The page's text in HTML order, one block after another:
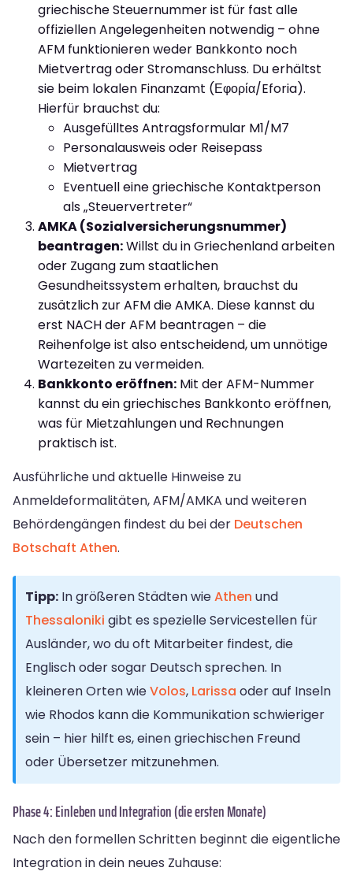
griechische Steuernummer ist für fast alle
offiziellen Angelegenheiten notwendig – ohne
AFM funktionieren weder Bankkonto noch
Mietvertrag oder Stromanschluss. Du erhältst
sie beim lokalen Finanzamt (Εφορία/Eforia).
Hierfür brauchst du:
Ausgefülltes Antragsformular M1/M7
Personalausweis oder Reisepass
Mietvertrag
Eventuell eine griechische Kontaktperson
als „Steuervertreter“
AMKA (Sozialversicherungsnummer)
beantragen:Willst du in Griechenland arbeiten
oder Zugang zum staatlichen
Gesundheitssystem erhalten, brauchst du
zusätzlich zur AFM die AMKA. Diese kannst du
erst NACH der AFM beantragen – die
Reihenfolge ist also entscheidend, um unnötige
Wartezeiten zu vermeiden.
Bankkonto eröffnen: Mit der AFM-Nummer
kannst du ein griechisches Bankkonto eröffnen,
was für Mietzahlungen und Rechnungen
praktisch ist.
Ausführliche und aktuelle Hinweise zu
Anmeldeformalitäten, AFM/AMKA und weiteren
Behördengängen findest du bei der Deutschen
Botschaft Athen.
Tipp: In größeren Städten wieAthen und
Thessaloniki gibt es spezielle Servicestellen für
Ausländer, wo du oft Mitarbeiter findest, die
Englisch oder sogar Deutsch sprechen. In
kleineren Orten wieVolos, Larissa oder auf Inseln
wie Rhodos kann die Kommunikation schwieriger
sein – hier hilft es, einen griechischen Freund
oder Übersetzer mitzunehmen.
Phase 4: Einleben und Integration (die ersten Monate)
Nach den formellen Schritten beginnt die eigentliche
Integration in dein neues Zuhause: